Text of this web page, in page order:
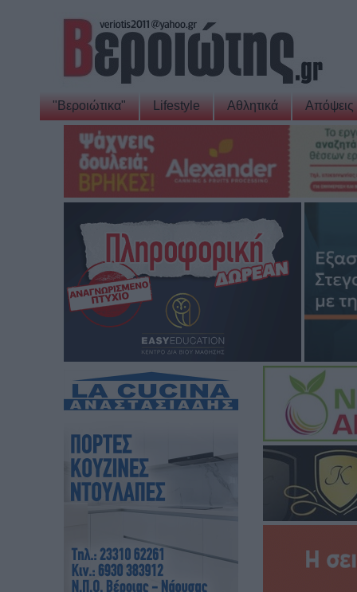
"Βεροιώτικα" Lifestyle Αθλητικά Απόψεις